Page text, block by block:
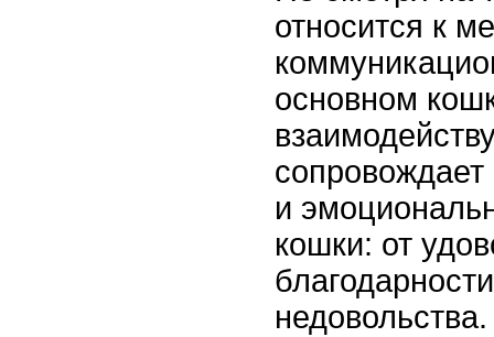
относится к
основном
и
кошки: от
недовольства.